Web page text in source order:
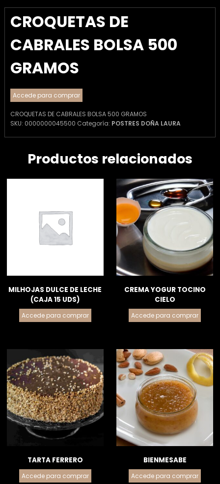
CROQUETAS DE
CABRALES BOLSA 500
GRAMOS
Accede para comprar
CROQUETAS DE CABRALES BOLSA 500 GRAMOS
SKU: 0000000045500 Categoría: POSTRES DOÑA LAURA
Productos relacionados
MILHOJAS DULCE DE LECHE
(CAJA 15 UDS)
Accede para comprar
CREMA YOGUR TOCINO
CIELO
Accede para comprar
TARTA FERRERO
Accede para comprar
BIENMESABE
Accede para comprar